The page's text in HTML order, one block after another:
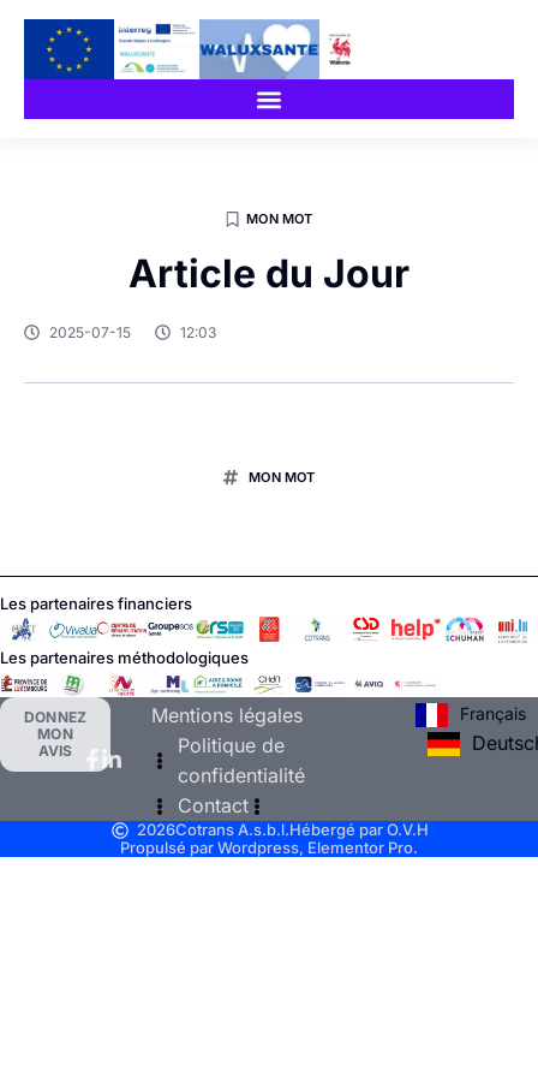
MON MOT
Article du Jour
2025-07-15 12:03
MON MOT
Les partenaires financiers
Les partenaires méthodologiques
DONNEZ
MON
AVIS
Mentions légales
Politique de
confidentialité
Contact
Français
2026Cotrans A.s.b.l.Hébergé par O.V.H
Propulsé par Wordpress, Elementor Pro.